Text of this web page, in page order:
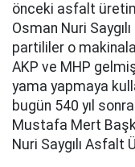
önceki asfalt
Osman Nuri
partililer o
AKP ve MHP
yama yapmaya
bugün 540 yıl
Mustafa Mert
Nuri Saygılı